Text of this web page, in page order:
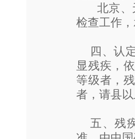
北京、
检查工作
四、认
显残疾，
等级者，
者，请县
五、残